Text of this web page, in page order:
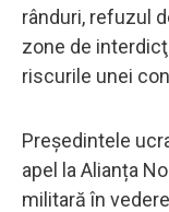
rânduri, refuzul
zone de
riscurile unei
Președintele
apel la Alianța
militară în